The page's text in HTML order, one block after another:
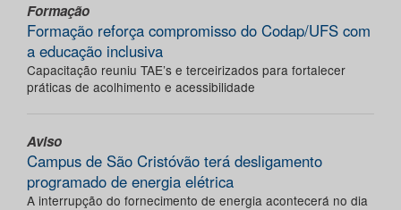
Formação
Formação reforça compromisso do Codap/UFS com
a educação inclusiva
Capacitação reuniu TAE’s e terceirizados para fortalecer
práticas de acolhimento e acessibilidade
Aviso
Campus de São Cristóvão terá desligamento
programado de energia elétrica
A interrupção do fornecimento de energia acontecerá no dia